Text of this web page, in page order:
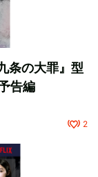
条の大罪』型
告編
2